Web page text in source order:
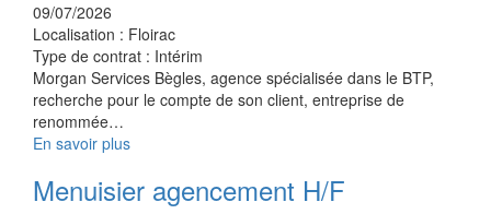
09/07/2026
Localisation : Floirac
Type de contrat : Intérim
Morgan Services Bègles, agence spécialisée dans le BTP,
recherche pour le compte de son client, entreprise de
renommée…
En savoir plus
Menuisier agencement H/F